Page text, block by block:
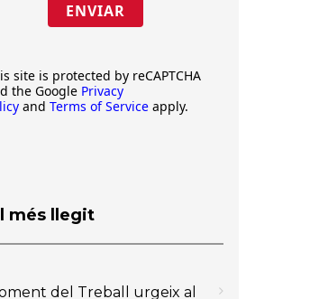
ENVIAR
site is protected by reCAPTCHA
the Google Privacy
and Terms of Service apply.
més llegit
del Treball urgeix al